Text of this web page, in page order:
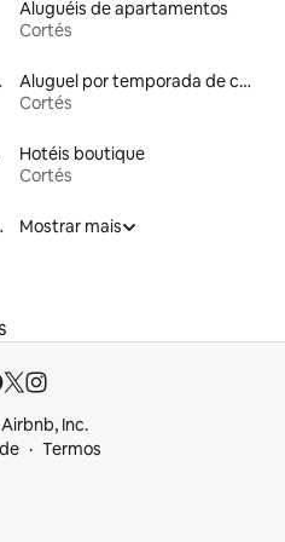
Aluguéis de apartamentos
Cortés
orla
Aluguel por temporada de casas de hóspedes
Cortés
Hotéis boutique
Cortés
estimação
Mostrar mais
Inc.
Termos